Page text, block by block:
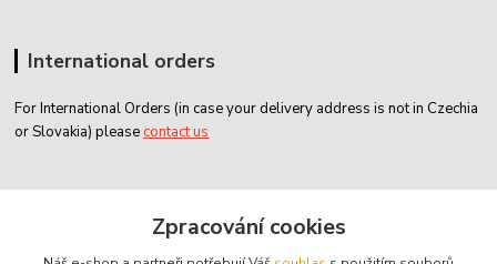
International orders
For International Orders (in case your delivery address is not in Czechia
or Slovakia) please contact us
Zpracování cookies